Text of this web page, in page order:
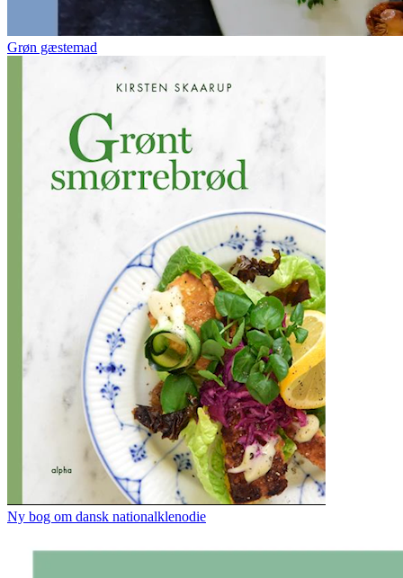
Grøn gæstemad
Ny bog om dansk nationalklenodie